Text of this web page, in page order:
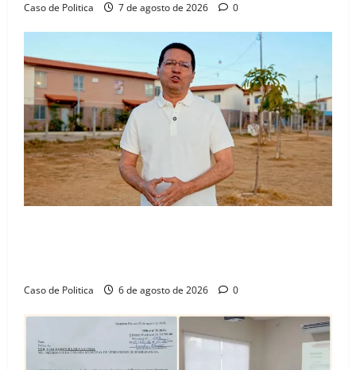
Caso de Politica 7 de agosto de 2026 0
Caso de Politica 6 de agosto de 2026 0